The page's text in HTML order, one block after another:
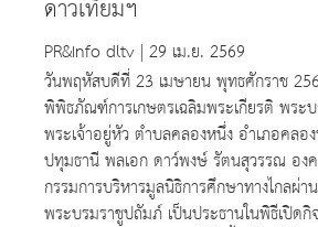
ดาวเทียมฯ
PR&Info dltv | 29 เม.ย. 2569
วันพฤหัสบดีที่ 23 เมษายน พุทธศักราช
พิพิธภัณฑ์การเกษตรเฉลิมพระเกียรติ พระ
พระเจ้าอยู่หัว ตำบลคลองหนึ่ง อำเภอคลอ
ปทุมธานี พลเอก ดาว์พงษ์ รัตนสุวรรณ อง
กรรมการบริหารมูลนิธิการศึกษาทางไกลผ่า
พระบรมราชูปถัมภ์ เป็นประธานในพิธีเปิด